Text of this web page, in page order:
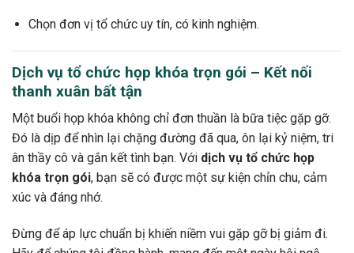
Chọn đơn vị tổ chức uy tín, có kinh nghiệm.
Dịch vụ tổ chức họp khóa trọn gói – Kết nối
thanh xuân bất tận
Một buổi họp khóa không chỉ đơn thuần là bữa tiệc gặp gỡ.
Đó là dịp để nhìn lại chặng đường đã qua, ôn lại kỷ niệm, tri
ân thầy cô và gắn kết tình bạn. Với dịch vụ tổ chức họp
khóa trọn gói, bạn sẽ có được một sự kiện chỉn chu, cảm
xúc và đáng nhớ.
Đừng để áp lực chuẩn bị khiến niềm vui gặp gỡ bị giảm đi.